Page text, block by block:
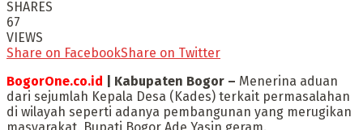
SHARES
67
VIEWS
Share on FacebookShare on Twitter
BogorOne.co.id
| Kabupaten Bogor – Menerina aduan
dari sejumlah Kepala Desa (Kades) terkait permasalahan
di wilayah seperti adanya pembangunan yang merugikan